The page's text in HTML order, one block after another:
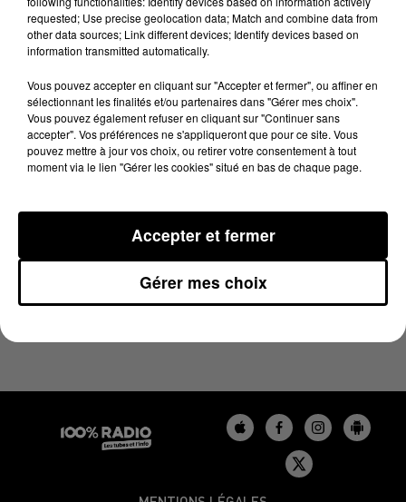
100%
27 décembre 2024 - 5 min 21 sec
LES INFOS DU BÉARN DU 27/12/2024 À 18H00
requested; Use precise geolocation data; Match and combine data from
other data sources; Link different devices; Identify devices based on
information transmitted automatically.
Vous pouvez accepter en cliquant sur "Accepter et fermer", ou affiner en
sélectionnant les finalités et/ou partenaires dans "Gérer mes choix".
Vous pouvez également refuser en cliquant sur "Continuer sans
accepter". Vos préférences ne s'appliqueront que pour ce site. Vous
pouvez mettre à jour vos choix, ou retirer votre consentement à tout
moment via le lien "Gérer les cookies" situé en bas de chaque page.
Gérer mes choix
Accepter et fermer